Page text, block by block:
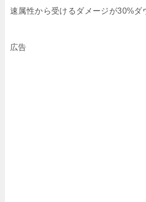
速属性から受けるダメージが30%ダ
広告